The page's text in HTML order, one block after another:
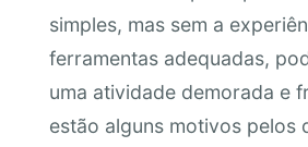
simples, mas sem a
ferramentas adequadas,
uma atividade demorada e
estão alguns motivos pelos